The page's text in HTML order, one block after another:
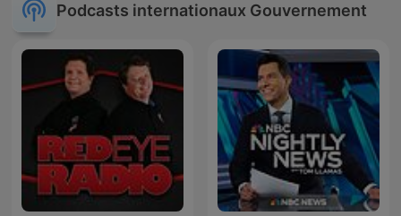
Podcasts internationaux Gouvernement